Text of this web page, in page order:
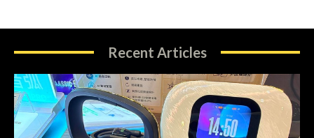
Recent Articles